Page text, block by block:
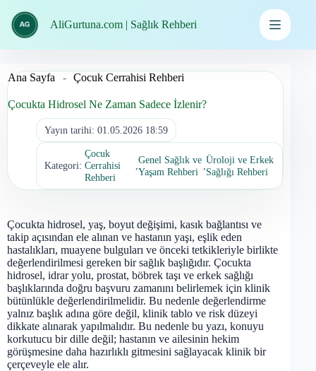
geç
AliGurtuna.com | Sağlık Rehberi
Ana Sayfa - Çocuk Cerrahisi Rehberi
Çocukta Hidrosel Ne Zaman Sadece İzlenir?
Yayın tarihi: 01.05.2026 18:59
Kategori:
Çocuk
Cerrahisi
Rehberi
,
Genel Sağlık ve
Yaşam Rehberi
,
Üroloji ve Erkek
Sağlığı Rehberi
Çocukta hidrosel, yaş, boyut değişimi, kasık bağlantısı ve
takip açısından ele alınan ve hastanın yaşı, eşlik eden
hastalıkları, muayene bulguları ve önceki tetkikleriyle birlikte
değerlendirilmesi gereken bir sağlık başlığıdır. Çocukta
hidrosel, idrar yolu, prostat, böbrek taşı ve erkek sağlığı
başlıklarında doğru başvuru zamanını belirlemek için klinik
bütünlükle değerlendirilmelidir. Bu nedenle değerlendirme
yalnız başlık adına göre değil, klinik tablo ve risk düzeyi
dikkate alınarak yapılmalıdır. Bu nedenle bu yazı, konuyu
korkutucu bir dille değil; hastanın ve ailesinin hekim
görüşmesine daha hazırlıklı gitmesini sağlayacak klinik bir
çerçeveyle ele alır.